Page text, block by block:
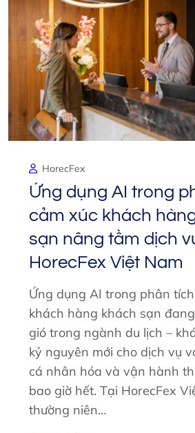
HorecFex
Ứng dụng AI trong
cảm xúc khách
sạn nâng tầm dịch
HorecFex Việt Nam
Ứng dụng AI trong phân
khách hàng khách sạn
gió trong ngành du lịch –
kỷ nguyên mới cho dịch vụ
cá nhân hóa và vận hành
bao giờ hết. Tại HorecFex
thường niên…